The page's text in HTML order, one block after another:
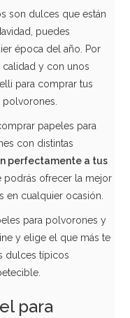
son dulces que están
puedes
época del año. Por
calidad y con unos
para comprar tus
papeles para
con distintas
perfectamente a tus
podrás ofrecer la mejor
en cualquier ocasión.
para polvorones y
y elige el que más te
dulces típicos
para